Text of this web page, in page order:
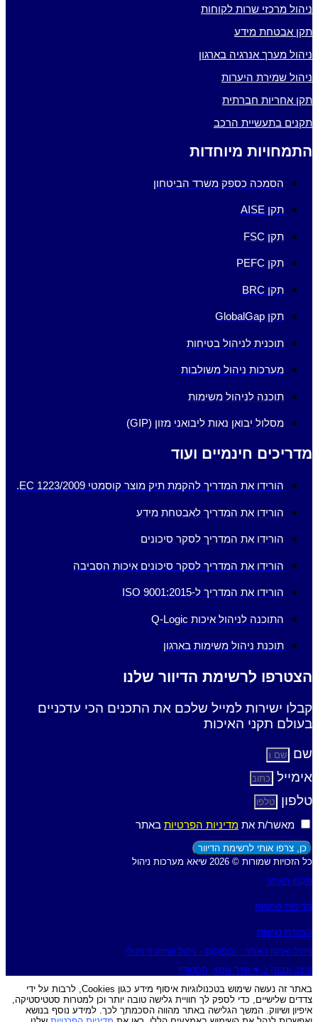
ניהול מרכזי שרות לקוחות
תקן אבטחת מידע
ניהול מערך אנרגיה בארגון
ניהול שמירת היערות
תקן אחריות חברתית
תקנים בתעשיית הרכב
התמחויות מיוחדות
הסמכה כספק משרד הביטחון
תקן AISE
תקן FSC
תקן PEFC
תקן BRC
תקן GlobalGap
תוכנית לניהול בטיחות
מערכות ניהול משולבות
תוכנה לניהול משימות
מסלול יבואן נאות ליבואני מזון (GIP)
מדריכים חינמיים ועוד
הורידו את המדריך להקמת תיק מוצר קוסמטי EC 1223/2009.
הורידו את המדריך לאבטחת מידע
הורידו את המדריך לסקר סיכונים
הורידו את המדריך לסקר סיכונים איכות הסביבה
הורידו את המדריך ל-ISO 9001:2015
התוכנה לניהול איכות Q-Logic
תוכנת ניהול משימות בארגון
הצטרפו לרשימת הדיוור שלנו
קבלו ישירות למייל שלכם את התכנים הכי עדכניים
בעולם תקני האיכות
שם
אימייל
טלפון
מאשר/ת את מדיניות הפרטיות באתר
כן, צרפו אותי לרשימת הדיוור
כל הזכויות שמורות © 2026 שיאא מערכות ניהול
תקנון האתר
מדיניות פרטיות
הצהרת נגישות
ניהול וארגון האתר : נטפוקוס - ניהול ושיווק דיגיטלי
עוצב ונבנה ב-♥︎ זמיר גומא, הסטודיו
באתר זה נעשה שימוש בטכנולוגיות איסוף מידע כגון Cookies, לרבות על ידי
צדדים שלישיים, כדי לספק לך חוויית גלישה טובה יותר וכן למטרות סטטיסטיקה,
איפיון ושיווק. המשך הגלישה באתר מהווה הסכמתך לכך. למידע נוסף בנושא